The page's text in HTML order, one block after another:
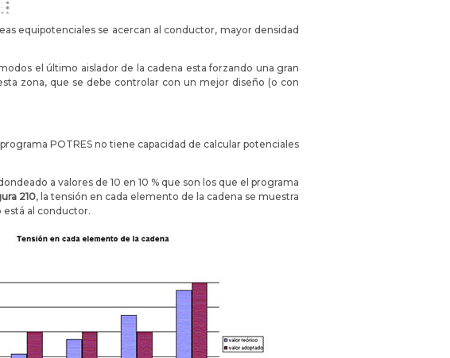
equipotenciales se acercan al conductor, mayor densidad
el último aislador de la cadena esta forzando una gran
zona, que se debe controlar con un mejor diseño (o con
POTRES no tiene capacidad de calcular potenciales
a valores de 10 en 10 % que son los que el programa
210, la tensión en cada elemento de la cadena se muestra
está al conductor.